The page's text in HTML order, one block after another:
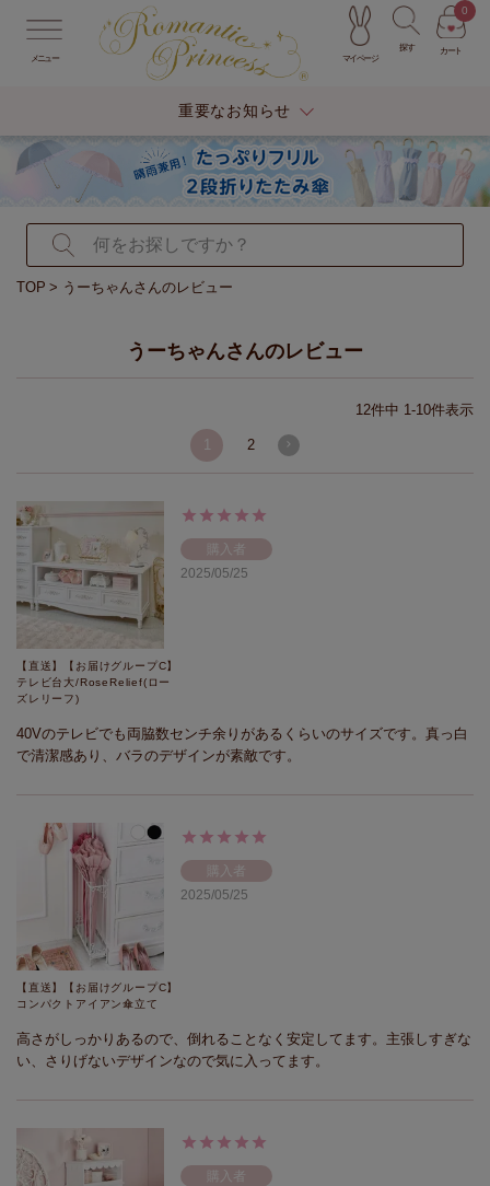
メニュー マイページ
探す カート
0
重要なお知らせ
TOP うーちゃんさんのレビュー
うーちゃんさんのレビュー
12件中 1-10件表示
1 2
【直送】【お届けグループC】
テレビ台大/RoseRelief(ロー
ズレリーフ)
購入者
2025/05/25
40Vのテレビでも両脇数センチ余りがあるくらいのサイズです。真っ白
で清潔感あり、バラのデザインが素敵です。
【直送】【お届けグループC】
コンパクトアイアン傘立て
購入者
2025/05/25
高さがしっかりあるので、倒れることなく安定してます。主張しすぎな
い、さりげないデザインなので気に入ってます。
購入者